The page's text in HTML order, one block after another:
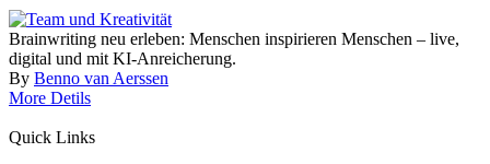
Brainwriting neu erleben: Menschen inspirieren Menschen – live,
digital und mit KI-Anreicherung.
By Benno van Aerssen
More Detils
Quick Links